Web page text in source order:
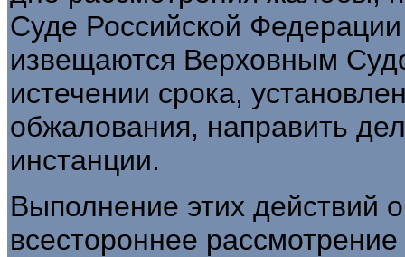
Суде Российской
извещаются Верховным
истечении срока,
обжалования, направить
инстанции.
Выполнение этих действий
всестороннее